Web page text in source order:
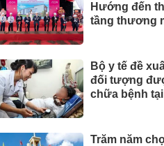
Hướng đến
tầng thương
Bộ y tế đề
đối tượng
chữa bệnh
Trăm năm